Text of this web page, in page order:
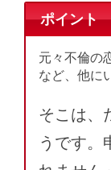
ポイント
元々不倫の
など、他に
そこは、
うです。